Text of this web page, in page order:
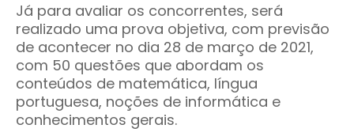
Já para avaliar os concorrentes, será
realizado uma prova objetiva, com previsão
de acontecer no dia 28 de março de 2021,
com 50 questões que abordam os
conteúdos de matemática, língua
portuguesa, noções de informática e
conhecimentos gerais.